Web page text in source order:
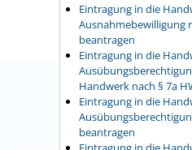
Eintragung in die
Ausnahmebewilligung
beantragen
Eintragung in die
Handwerk nach § 7a
Eintragung in die
beantragen